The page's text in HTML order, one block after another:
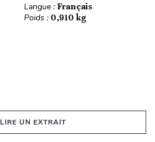
Langue : Français
Poids : 0,910 kg
LIRE UN EXTRAIT